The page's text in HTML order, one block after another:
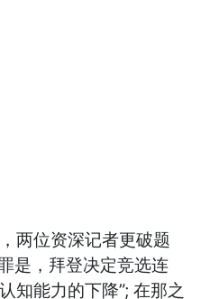
两位资深记者更破题
是，拜登决定竞选连
知能力的下降”; 在那之